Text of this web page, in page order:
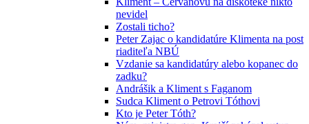
nevidel
Zostali ticho?
Peter Zajac o kandidatúre Klimenta na post
riaditeľa NBÚ
Vzdanie sa kandidatúry alebo kopanec do
zadku?
Andrášik a Kliment s Faganom
Sudca Kliment o Petrovi Tóthovi
Kto je Peter Tóth?